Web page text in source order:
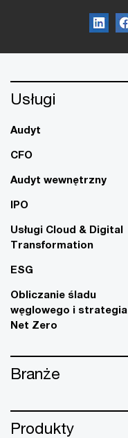
Usługi
Audyt
CFO
Audyt wewnętrzny
IPO
Usługi Cloud & Digital
Transformation
ESG
Obliczanie śladu
węglowego i strategia
Net Zero
Branże
Produkty